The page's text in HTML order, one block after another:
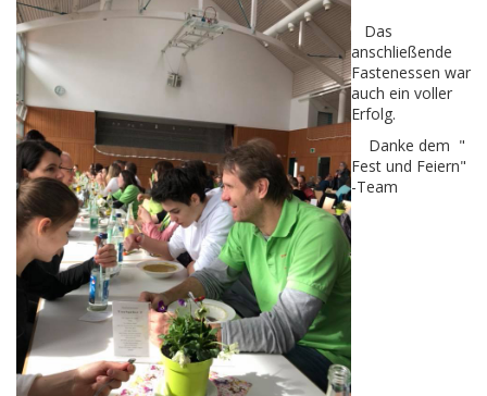
Das
anschließende
Fastenessen war
auch ein voller
Erfolg.
Danke dem "
Fest und Feiern"
-Team